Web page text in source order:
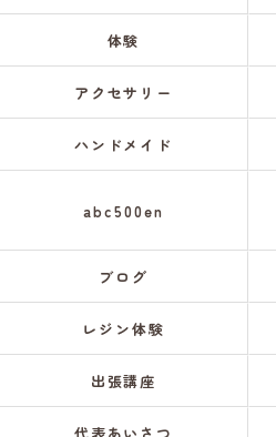
体験
アクセサリー
ハンドメイド
abc500en
ブログ
レジン体験
出張講座